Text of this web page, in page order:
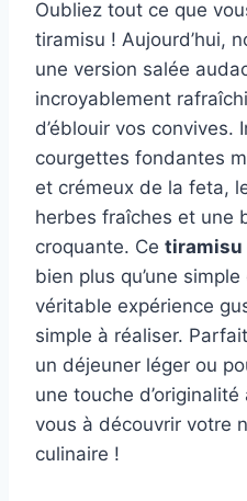
Oubliez tout ce que
tiramisu ! Aujourd’hui,
une version salée
incroyablement
d’éblouir vos convives.
courgettes fondantes
et crémeux de la feta,
herbes fraîches et une
croquante. Ce tiramisu
bien plus qu’une
véritable expérience
simple à réaliser.
un déjeuner léger ou
une touche
vous à découvrir votre
culinaire !